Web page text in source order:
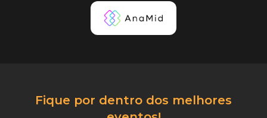
Fique por dentro dos melhores